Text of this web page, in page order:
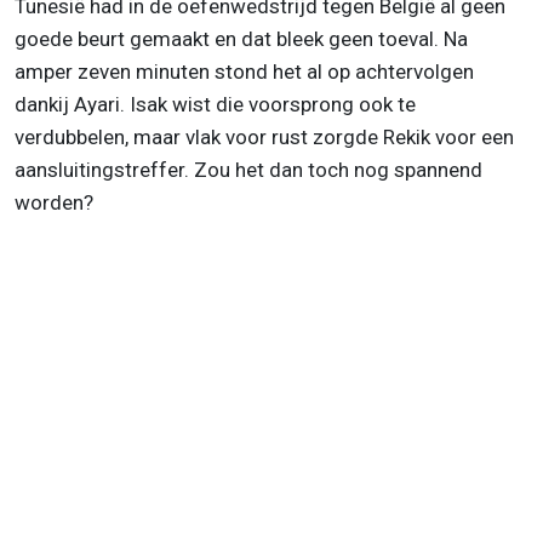
Tunesië had in de oefenwedstrijd tegen België al geen
goede beurt gemaakt en dat bleek geen toeval. Na
amper zeven minuten stond het al op achtervolgen
dankij Ayari. Isak wist die voorsprong ook te
verdubbelen, maar vlak voor rust zorgde Rekik voor een
aansluitingstreffer. Zou het dan toch nog spannend
worden?